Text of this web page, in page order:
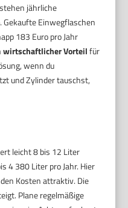
jährliche
Einwegflaschen
183 Euro pro Jahr
wirtschaftlicher Vorteilfür
wenn du
und Zylinder tauschst,
leicht 8 bis 12 Liter
4 380 Liter pro Jahr. Hier
Kosten attraktiv. Die
Plane regelmäßige